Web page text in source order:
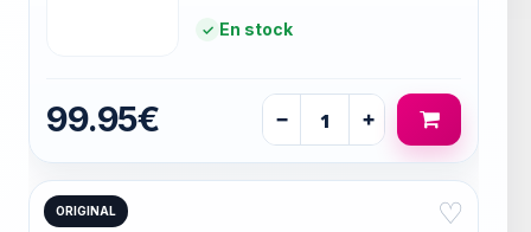
En stock
99.95€ − +
ORIGINAL ♡